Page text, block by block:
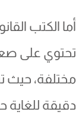
أما الكتب
تحتوي على
مختلفة، حيث
دقيقة للغاية